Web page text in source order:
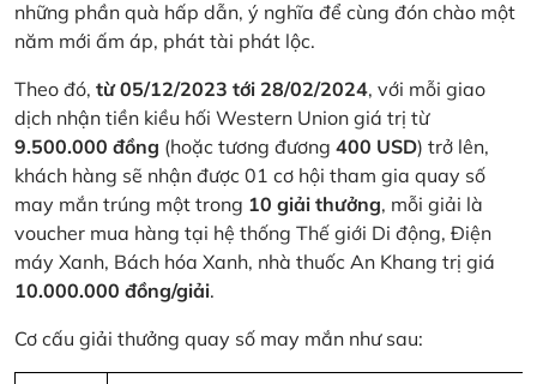
những phần quà hấp dẫn, ý nghĩa để cùng đón chào một
năm mới ấm áp, phát tài phát lộc.
Theo đó, từ 05/12/2023 tới 28/02/2024, với mỗi giao
dịch nhận tiền kiều hối Western Union giá trị từ
9.500.000 đồng (hoặc tương đương 400 USD) trở lên,
khách hàng sẽ nhận được 01 cơ hội tham gia quay số
may mắn trúng một trong 10 giải thưởng, mỗi giải là
voucher mua hàng tại hệ thống Thế giới Di động, Điện
máy Xanh, Bách hóa Xanh, nhà thuốc An Khang trị giá
10.000.000 đồng/giải.
Cơ cấu giải thưởng quay số may mắn như sau: